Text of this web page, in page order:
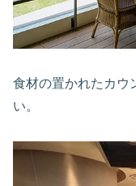
食材の置かれたカウ
い。